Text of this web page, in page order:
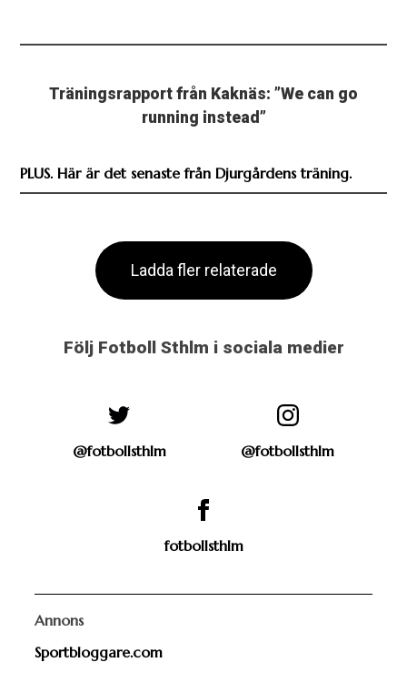
Träningsrapport från Kaknäs: ”We can go
running instead”
PLUS. Här är det senaste från Djurgårdens träning.
Ladda fler relaterade
Följ Fotboll Sthlm i sociala medier
@fotbollsthlm @fotbollsthlm
fotbollsthlm
Annons
Sportbloggare.com